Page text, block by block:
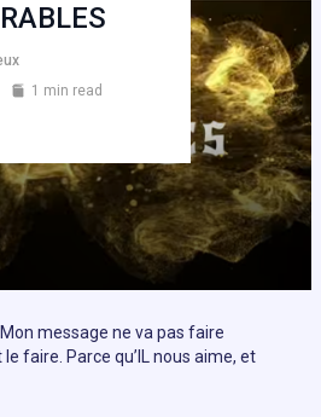
1 min read
message ne va pas faire
faire. Parce qu’IL nous aime, et